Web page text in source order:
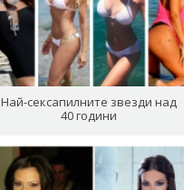
Най-сексапилните звезди над
40 години